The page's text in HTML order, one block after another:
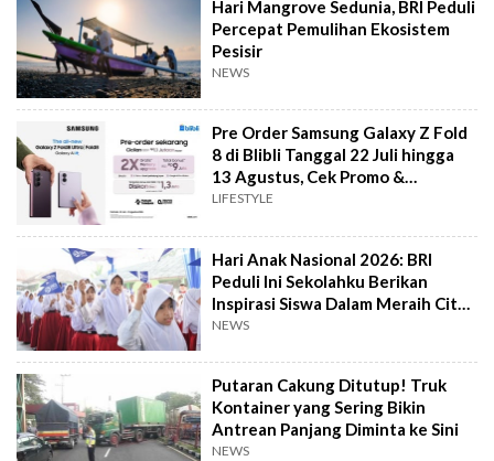
Hari Mangrove Sedunia, BRI Peduli
Percepat Pemulihan Ekosistem
Pesisir
NEWS
Pre Order Samsung Galaxy Z Fold
8 di Blibli Tanggal 22 Juli hingga
13 Agustus, Cek Promo &
Harganya!
LIFESTYLE
Hari Anak Nasional 2026: BRI
Peduli Ini Sekolahku Berikan
Inspirasi Siswa Dalam Meraih Cita-
cita
NEWS
Putaran Cakung Ditutup! Truk
Kontainer yang Sering Bikin
Antrean Panjang Diminta ke Sini
NEWS